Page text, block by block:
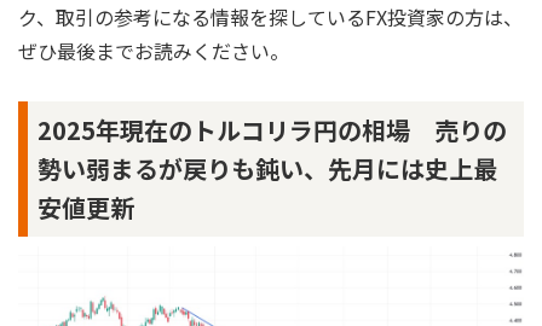
ク、取引の参考になる情報を探しているFX投資家の方は、
ぜひ最後までお読みください。
2025年現在のトルコリラ円の相場 売りの
勢い弱まるが戻りも鈍い、先月には史上最
安値更新